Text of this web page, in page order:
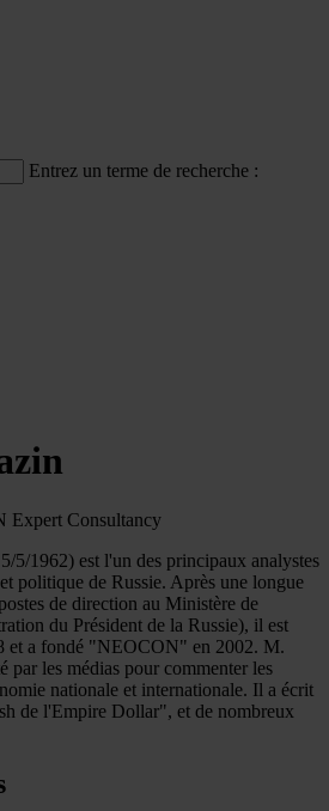
Entrez un terme de recherche :
Expert Consultancy
5/1962) est l'un des principaux analystes
politique de Russie. Après une longue
de direction au Ministère de
du Président de la Russie), il est
et a fondé "NEOCON" en 2002. M.
par les médias pour commenter les
nationale et internationale. Il a écrit
de l'Empire Dollar", et de nombreux